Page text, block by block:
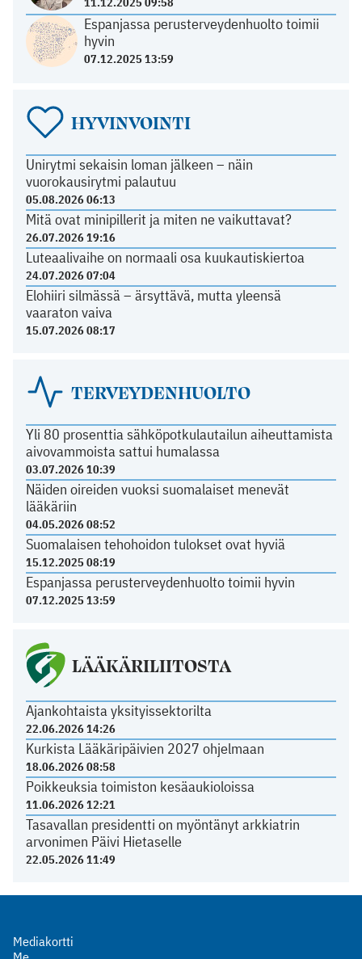
Espanjassa perusterveydenhuolto toimii
hyvin
07.12.2025 13:59
HYVINVOINTI
Unirytmi sekaisin loman jälkeen – näin
vuorokausirytmi palautuu
05.08.2026 06:13
Mitä ovat minipillerit ja miten ne vaikuttavat?
26.07.2026 19:16
Luteaalivaihe on normaali osa kuukautiskiertoa
24.07.2026 07:04
Elohiiri silmässä – ärsyttävä, mutta yleensä
vaaraton vaiva
15.07.2026 08:17
TERVEYDENHUOLTO
Yli 80 prosenttia sähköpotkulautailun aiheuttamista
aivovammoista sattui humalassa
03.07.2026 10:39
Näiden oireiden vuoksi suomalaiset menevät
lääkäriin
04.05.2026 08:52
Suomalaisen tehohoidon tulokset ovat hyviä
15.12.2025 08:19
Espanjassa perusterveydenhuolto toimii hyvin
07.12.2025 13:59
LÄÄKÄRILIITOSTA
Ajankohtaista yksityissektorilta
22.06.2026 14:26
Kurkista Lääkäripäivien 2027 ohjelmaan
18.06.2026 08:58
Poikkeuksia toimiston kesäaukioloissa
11.06.2026 12:21
Tasavallan presidentti on myöntänyt arkkiatrin
arvonimen Päivi Hietaselle
22.05.2026 11:49
Mediakortti